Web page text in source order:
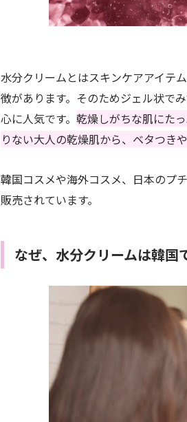
水分クリームとはスキンケアアイテ
徴があります。そのためジェル状で
心に人気です。 乾燥しがちな肌にた
りない大人の乾燥肌から、ベタつき
韓国コスメや海外コスメ、日本のプ
販売されています。
なぜ、水分クリームは韓国